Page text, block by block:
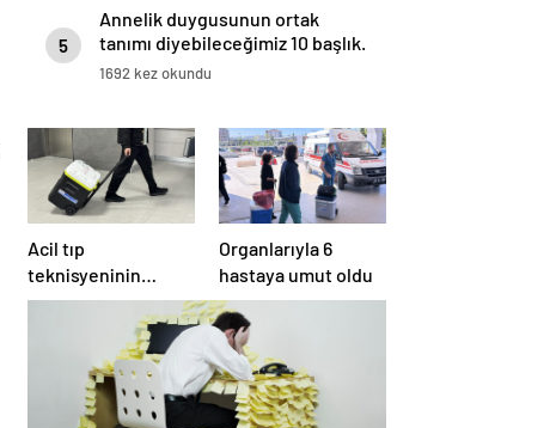
5
Annelik duygusunun ortak
tanımı diyebileceğimiz 10 başlık.
1692 kez okundu
Acil tıp
teknisyeninin
organları 4 hastaya
Organlarıyla 6
hastaya umut oldu